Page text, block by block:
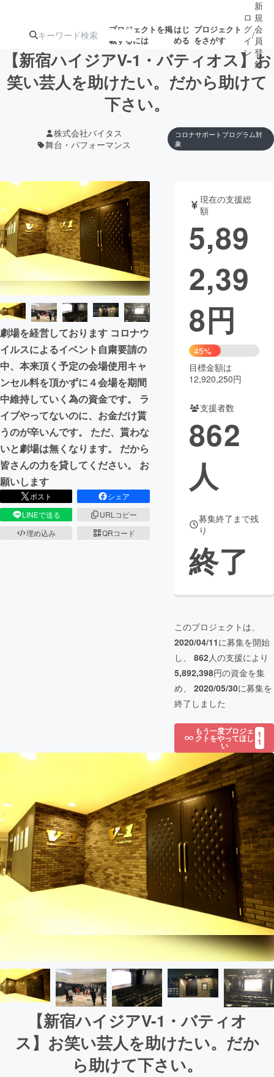
プロジェクトを掲
載するには
はじ
める
プロジェクト
をさがす
注目の新着プロ募集終了が近いプ
テクノロジー・ガジェット ゲーム・サ
映像・映画 書籍・雑誌
ビジネス・起業
まちづくり・地域活性化
CAMPFIRE for Social Good
CAMPFIRE Creation
CAMPFIREふるさと納税machi-ya コミュニティ
ロ
グ
イ
ン
/
新
規
会
員
登
録
【新宿ハイジアV-1・バティオス】お
笑い芸人を助けたい。だから助けて
下さい。
株式会社バイタス
舞台・パフォーマンス
コロナサポートプログラム対
象
劇場を経営しております コロナウ
イルスによるイベント自粛要請の
中、本来頂く予定の会場使用キャ
ンセル料を頂かずに４会場を期間
中維持していく為の資金です。 ラ
イブやってないのに、お金だけ貰
うのが辛いんです。 ただ、貰わな
いと劇場は無くなります。 だから
皆さんの力を貸してください。 お
願いします
ポスト
シェア
LINEで送る
URLコピー
埋め込み
QRコード
現在の支援総
額
5,89
2,39
8円
45%
目標金額は
12,920,250円
支援者数
862
人
募集終了まで残
り
終了
このプロジェクトは、
2020/04/11に募集を開始
し、 862人の支援により
5,892,398円の資金を集
め、 2020/05/30に募集を
終了しました
もう一度プロジェ
クトをやってほし
い
1
1
【新宿ハイジアV-1・バティオ
ス】お笑い芸人を助けたい。だか
ら助けて下さい。